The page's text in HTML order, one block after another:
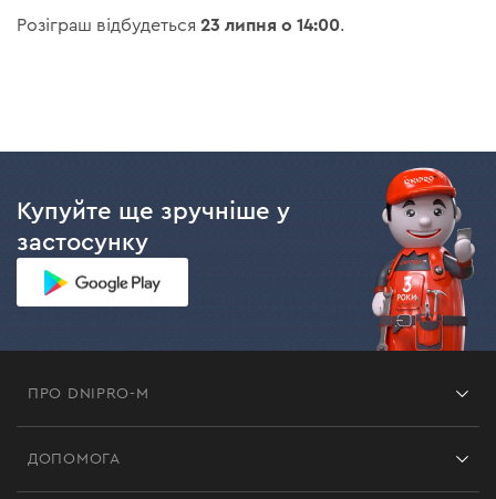
Розіграш відбудеться23 липня о 14:00.
Купуйте ще зручніше у
застосунку
ПРО DNIPRO-M
ДОПОМОГА